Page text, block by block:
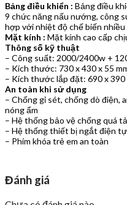
Bảng điều khiển : Bảng điều
9 chức năng nấu nướng, công
hợp với nhiệt độ chế biến
Mặt kính : Mặt kính cao cấp
Thông số kỹ thuật
– Công suất: 2000/2400w +
– Kích thước: 730 x 430 x 55
– Kích thước lắp đặt: 690 x 390
An toàn khi sử dụng
– Chống gỉ sét, chống dò
nóng ẩm
– Hệ thống bảo vệ chống quá
– Hệ thống thiết bị ngắt điện
– Phím khóa trẻ em an toàn
Đánh giá